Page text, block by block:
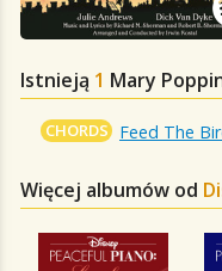
Istnieją 1 Mary
CHORDS Feed The
Więcej albumów od